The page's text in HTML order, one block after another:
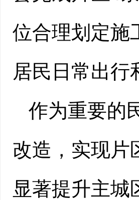
位合理划定施
居民日常出行
作为重要的
改造，实现片
显著提升主城